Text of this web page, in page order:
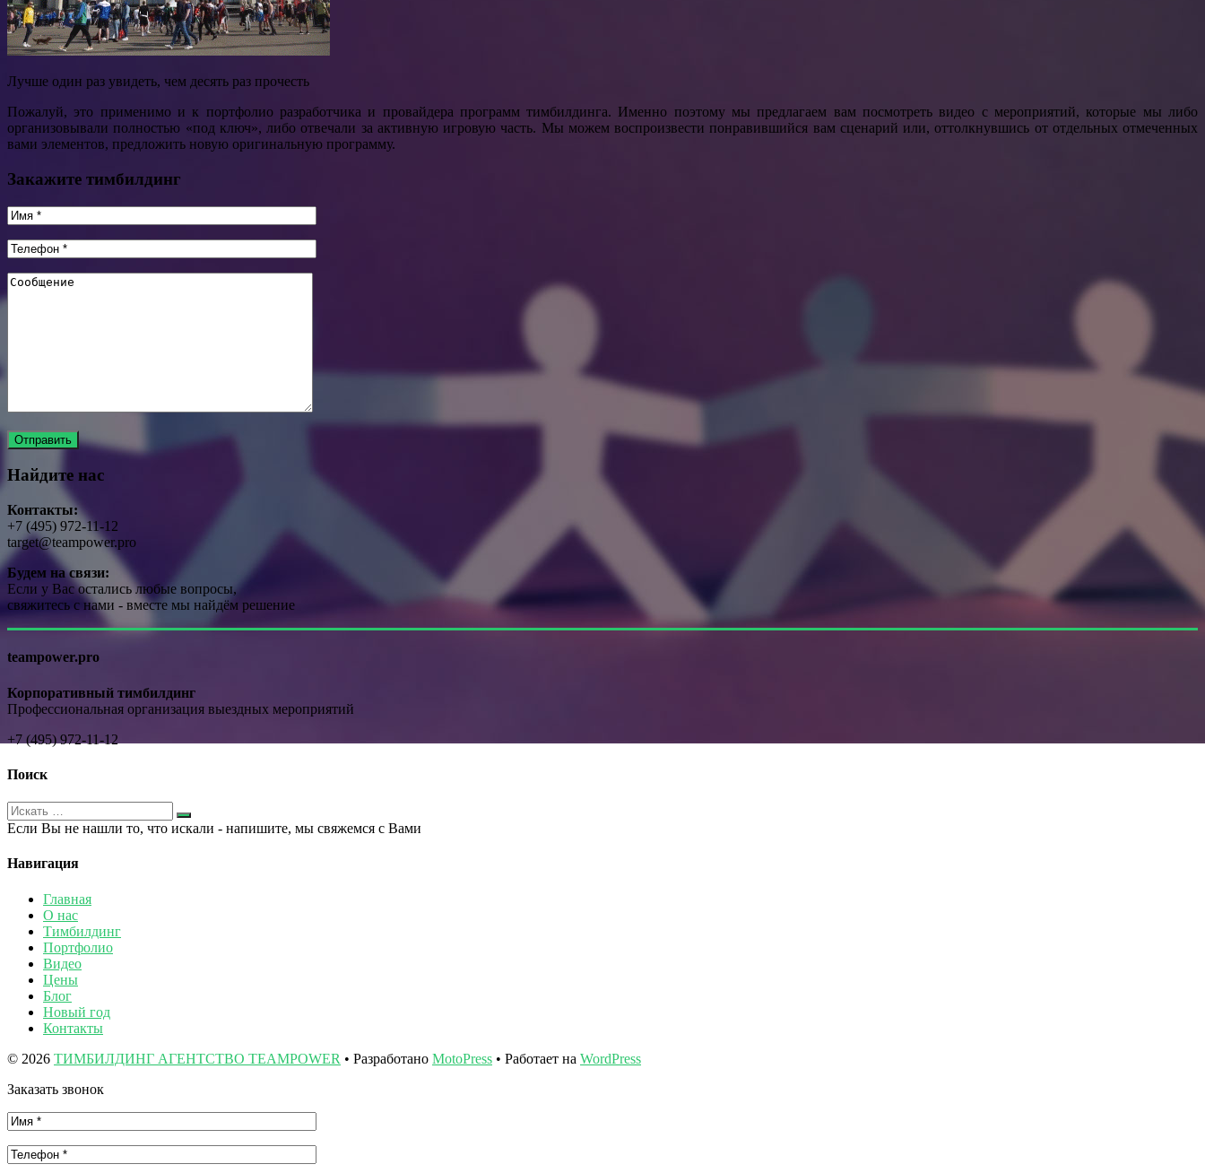
Лучше один раз увидеть, чем десять раз прочесть
Пожалуй, это применимо и к портфолио разработчика и провайдера программ тимбилдинга. Именно поэтому мы предлагаем вам посмотреть видео с мероприятий, которые мы либо
организовывали полностью «под ключ», либо отвечали за активную игровую часть. Мы можем воспроизвести понравившийся вам сценарий или, оттолкнувшись от отдельных отмеченных
вами элементов, предложить новую оригинальную программу.
Закажите тимбилдинг
Найдите нас
Контакты:
+7 (495) 972-11-12
target@teampower.pro
Будем на связи:
Если у Вас остались любые вопросы,
свяжитесь с нами - вместе мы найдём решение
teampower.pro
Корпоративный тимбилдинг
Профессиональная организация выездных мероприятий
+7 (495) 972-11-12
Поиск
Если Вы не нашли то, что искали - напишите, мы свяжемся с Вами
Навигация
Главная
О нас
Тимбилдинг
Портфолио
Видео
Цены
Блог
Новый год
Контакты
© 2026 ТИМБИЛДИНГ АГЕНТСТВО TEAMPOWER • Разработано MotoPress • Работает на WordPress
Заказать звонок